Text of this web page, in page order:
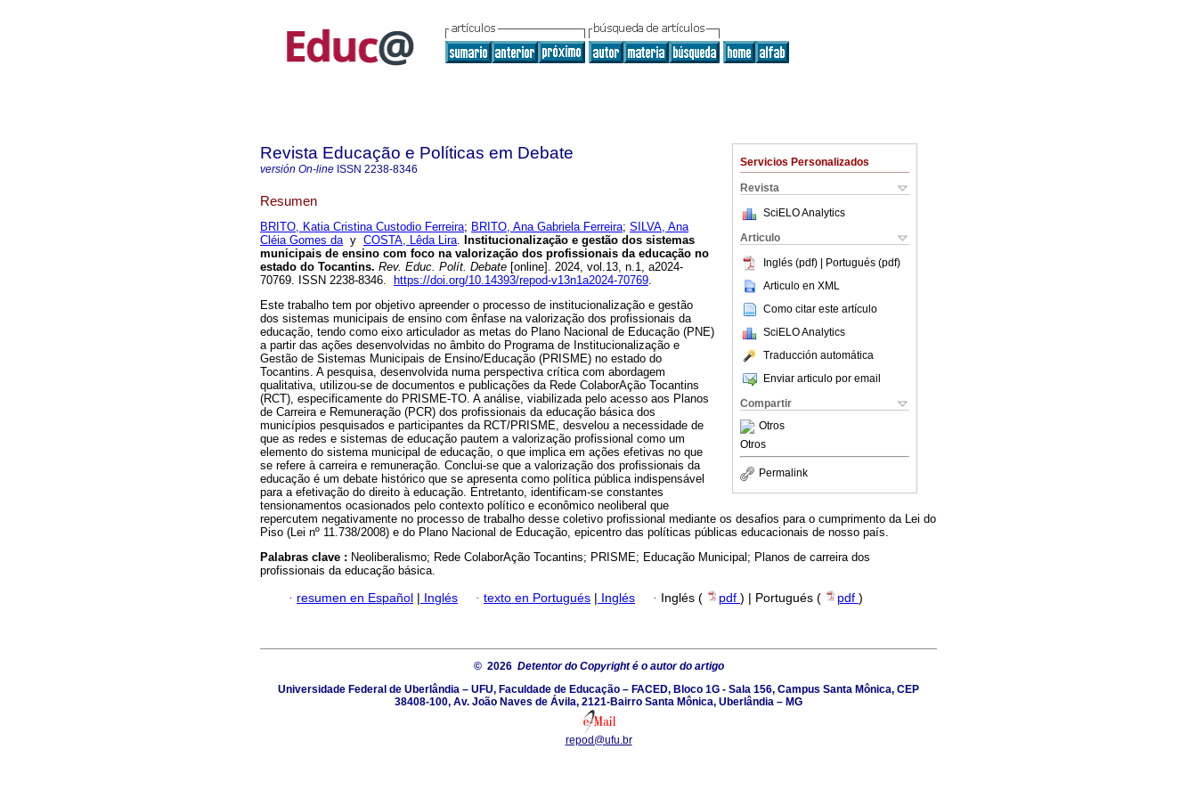
Servicios Personalizados
Revista
SciELO Analytics
Articulo
Inglés (pdf) | Portugués (pdf)
Articulo en XML
Como citar este artículo
SciELO Analytics
Traducción automática
Enviar articulo por email
Compartir
Otros
Otros
Permalink
Revista Educação e Políticas em Debate
versión On-line ISSN 2238-8346
Resumen
BRITO, Katia Cristina Custodio Ferreira; BRITO, Ana Gabriela Ferreira; SILVA, Ana
Cléia Gomes day COSTA, Lêda Lira. Institucionalização e gestão dos sistemas
municipais de ensino com foco na valorização dos profissionais da educação no
estado do Tocantins. Rev. Educ. Polít. Debate [online]. 2024, vol.13, n.1, a2024-
70769. ISSN 2238-8346.
https://doi.org/10.14393/repod-v13n1a2024-70769.
Este trabalho tem por objetivo apreender o processo de institucionalização e gestão
dos sistemas municipais de ensino com ênfase na valorização dos profissionais da
educação, tendo como eixo articulador as metas do Plano Nacional de Educação (PNE)
a partir das ações desenvolvidas no âmbito do Programa de Institucionalização e
Gestão de Sistemas Municipais de Ensino/Educação (PRISME) no estado do
Tocantins. A pesquisa, desenvolvida numa perspectiva crítica com abordagem
qualitativa, utilizou-se de documentos e publicações da Rede ColaborAção Tocantins
(RCT), especificamente do PRISME-TO. A análise, viabilizada pelo acesso aos Planos
de Carreira e Remuneração (PCR) dos profissionais da educação básica dos
municípios pesquisados e participantes da RCT/PRISME, desvelou a necessidade de
que as redes e sistemas de educação pautem a valorização profissional como um
elemento do sistema municipal de educação, o que implica em ações efetivas no que
se refere à carreira e remuneração. Conclui-se que a valorização dos profissionais da
educação é um debate histórico que se apresenta como política pública indispensável
para a efetivação do direito à educação. Entretanto, identificam-se constantes
tensionamentos ocasionados pelo contexto político e econômico neoliberal que
repercutem negativamente no processo de trabalho desse coletivo profissional mediante os desafios para o cumprimento da Lei do
Piso (Lei nº 11.738/2008) e do Plano Nacional de Educação, epicentro das políticas públicas educacionais de nosso país.
Palabras clave : Neoliberalismo; Rede ColaborAção Tocantins; PRISME; Educação Municipal; Planos de carreira dos
profissionais da educação básica.
· resumen en Español | Inglés · texto en Portugués | Inglés · Inglés ( pdf ) | Portugués ( pdf )
© 2026 Detentor do Copyright é o autor do artigo
Universidade Federal de Uberlândia – UFU, Faculdade de Educação – FACED, Bloco 1G - Sala 156, Campus Santa Mônica, CEP
38408-100, Av. João Naves de Ávila, 2121-Bairro Santa Mônica, Uberlândia – MG
repod@ufu.br